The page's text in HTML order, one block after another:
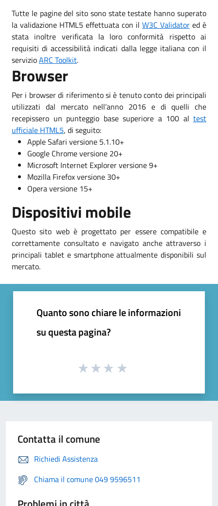
Tutte le pagine del sito sono state testate hanno superato
la validazione HTML5 effettuata con il W3C Validator ed è
stata inoltre verificata la loro conformità rispetto ai
requisiti di accessibilità indicati dalla legge italiana con il
servizioARC Toolkit.
Browser
Per i browser di riferimento si è tenuto conto dei principali
utilizzati dal mercato nell’anno 2016 e di quelli che
recepissero un punteggio base superiore a 100 al test
ufficiale HTML5, di seguito:
Apple Safari versione 5.1.10+
Google Chrome versione 20+
Microsoft Internet Explorer versione 9+
Mozilla Firefox versione 30+
Opera versione 15+
Dispositivi mobile
Questo sito web è progettato per essere compatibile e
correttamente consultato e navigato anche attraverso i
principali tablet e smartphone attualmente disponibili sul
mercato.
Quanto sono chiare le informazioni
su questa pagina?
Contatta il comune
Richiedi Assistenza
Chiama il comune 049 9596511